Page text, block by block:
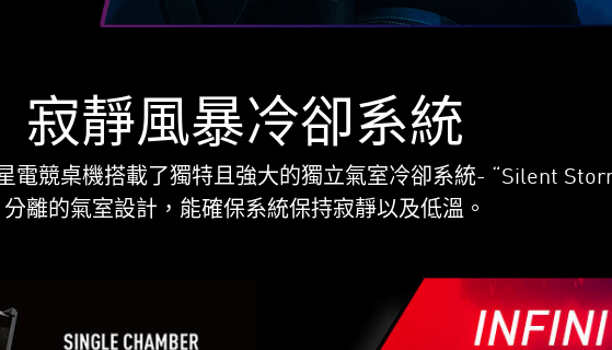
輕鬆攜帶 提把設計
或者是單純只想帶著電腦去任何你想去的地方，微星將堅固
融合了輕巧的設計，玩家可以簡單地攜帶這個電競武器。